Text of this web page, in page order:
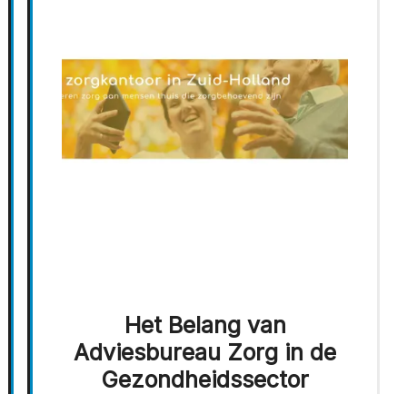
Het Belang van
Adviesbureau Zorg in de
Gezondheidssector